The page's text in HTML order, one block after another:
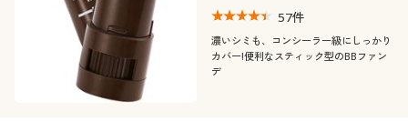
57件
濃いシミも、コンシーラー級にしっかり
カバー!便利なスティック型のBBファン
デ